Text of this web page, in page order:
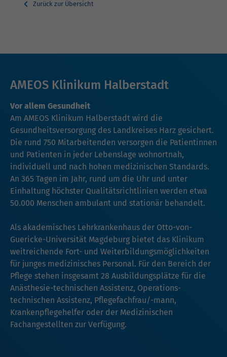
Zurück zur Übersicht
AMEOS Klinikum Halberstadt
Vor allem Gesundheit
Am AMEOS Klinikum Halberstadt wird die
Gesundheitsversorgung des Landkreises Harz gesichert.
Die rund 750 Mitarbeitenden versorgen die Patientinnen
und Patienten in jeder Lebenslage wohnortnah,
individuell und nach hohen medizinischen Standards.
An 365 Tagen im Jahr, rund um die Uhr und unter
Einhaltung höchster Qualitätsrichtlinien werden etwa
50.000 Menschen ambulant und stationär behandelt.
Als akademisches Lehrkrankenhaus der Otto-von-
Guericke-Universität Magdeburg bietet das Klinikum
weitreichende Fort- und Weiterbildungsmöglichkeiten
für junges medizinisches Personal. Für den Bereich der
Pflege stehen insgesamt 28 Ausbildungsplätze für die
Anästhesie-technischen Assistenz, Operations-
technischen Assistenz, Pflegefachfrau/-mann,
Krankenpflegehelfer oder der Medizinischen
Fachangestellten zur Verfügung.